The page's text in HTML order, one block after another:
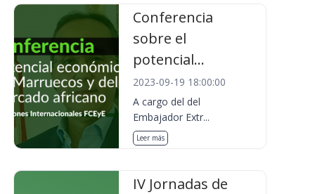
Conferencia
sobre el
potencial...
2023-09-19 18:00:00
A cargo del del
Embajador Extr...
Leer más
IV Jornadas de